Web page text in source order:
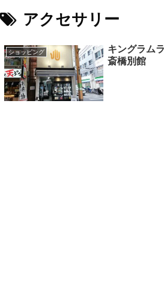
アクセサリー
ショッピング
キングラム
斎橋別館